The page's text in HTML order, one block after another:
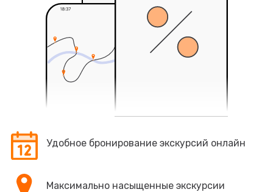
Удобное бронирование экскурсий онлайн
Максимально насыщенные экскурсии